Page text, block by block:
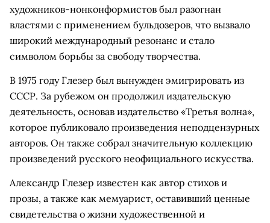
художников-нонконформистов был разогнан
властями с применением бульдозеров, что вызвало
широкий международный резонанс и стало
символом борьбы за свободу творчества.
В 1975 году Глезер был вынужден эмигрировать из
СССР. За рубежом он продолжил издательскую
деятельность, основав издательство «Третья волна»,
которое публиковало произведения неподцензурных
авторов. Он также собрал значительную коллекцию
произведений русского неофициального искусства.
Александр Глезер известен как автор стихов и
прозы, а также как мемуарист, оставивший ценные
свидетельства о жизни художественной и